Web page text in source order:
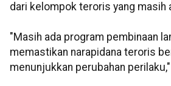
dari kelompok teroris yang masih
"Masih ada program pembinaan
memastikan narapidana teroris
menunjukkan perubahan